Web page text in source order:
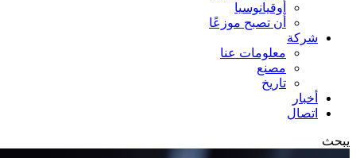
أوقيانوسيا
أن تصبح موزعًا
شركة
معلومات عنا
مصنع
تاريخ
أخبار
اتصال
يبحث